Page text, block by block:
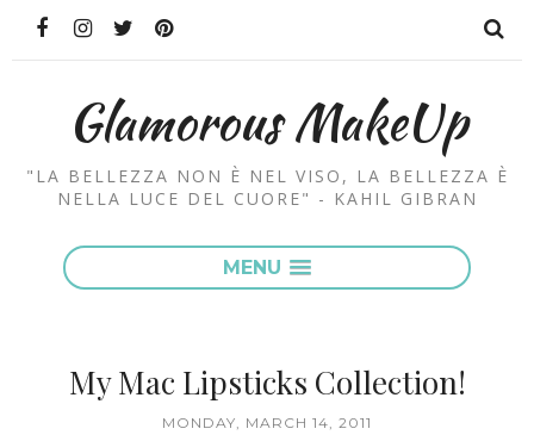
Glamorous MakeUp
"LA BELLEZZA NON È NEL VISO, LA BELLEZZA È
NELLA LUCE DEL CUORE" - KAHIL GIBRAN
MENU
My Mac Lipsticks Collection!
MONDAY, MARCH 14, 2011